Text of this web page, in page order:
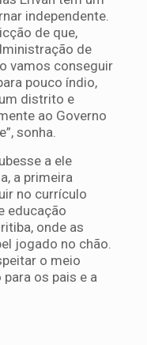
independente.
de que,
de
vamos conseguir
pouco índio,
distrito e
ao Governo
sonha.
a ele
a primeira
no currículo
educação
onde as
jogado no chão.
o meio
os pais e a